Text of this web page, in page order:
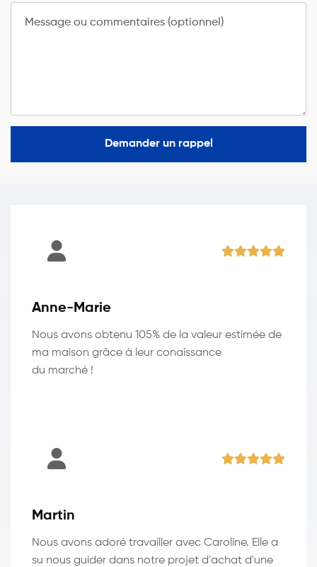
Message ou commentaires (optionnel)
Demander un rappel
Anne-Marie
Nous avons obtenu 105% de la valeur estimée de
ma maison grâce à leur conaissance
du marché !
Martin
Nous avons adoré travailler avec Caroline. Elle a
su nous guider dans notre projet d'achat d'une